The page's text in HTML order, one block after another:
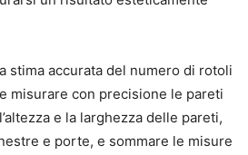
stima accurata del numero di rotoli
misurare con precisione le pareti
e la larghezza delle pareti,
e porte, e sommare le misure